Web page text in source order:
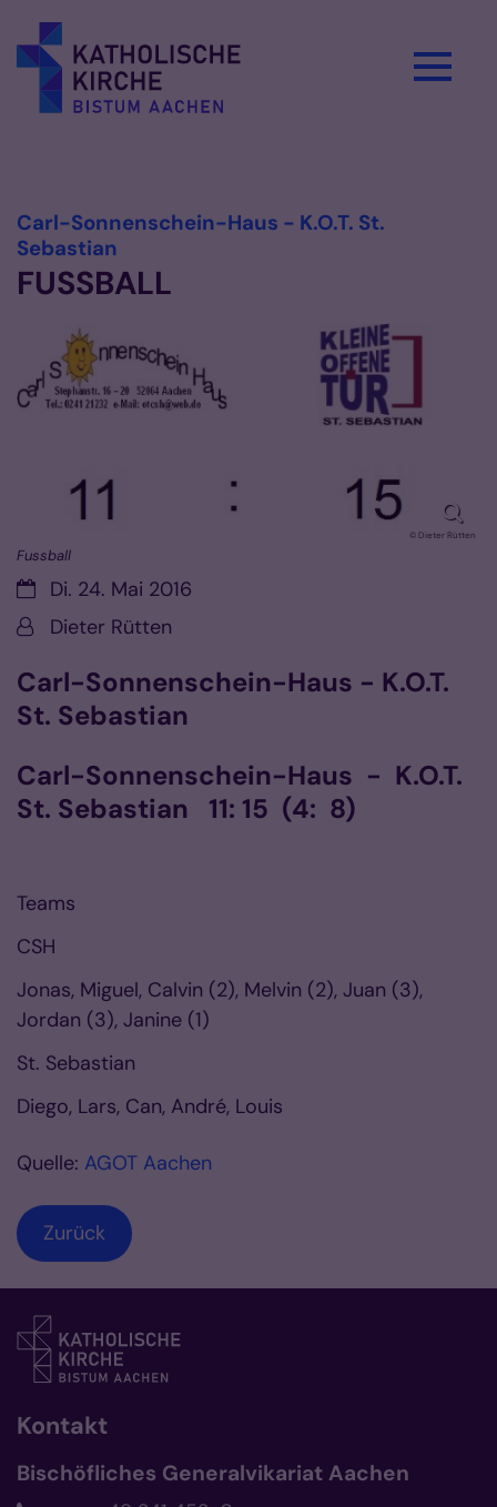
Carl-Sonnenschein-Haus - K.O.T. St.
Sebastian
FUSSBALL
© Dieter Rütten
Fussball
Datum:Di. 24. Mai 2016
Von:Dieter Rütten
Carl-Sonnenschein-Haus - K.O.T.
St. Sebastian
Carl-Sonnenschein-Haus - K.O.T.
St. Sebastian 11: 15 (4: 8)
Teams
CSH
Jonas, Miguel, Calvin (2), Melvin (2), Juan (3),
Jordan (3), Janine (1)
St. Sebastian
Diego, Lars, Can, André, Louis
Quelle: AGOT Aachen
Zurück
Kontakt
Bischöfliches Generalvikariat Aachen